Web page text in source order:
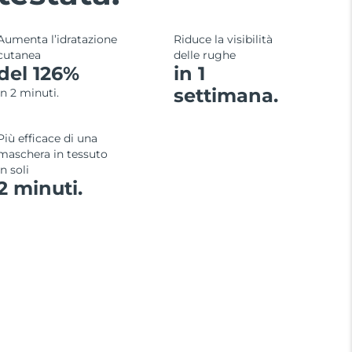
l’idratazione
126%
2 minuti.
Riduce la visibilità
delle rughe
in 1
settimana.
efficace di una
in tessuto
soli
minuti.